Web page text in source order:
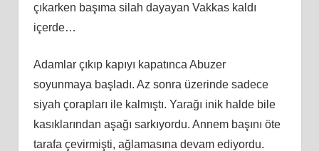
çıkarken başıma silah dayayan Vakkas kaldı
içerde…
Adamlar çıkıp kapıyı kapatınca Abuzer
soyunmaya başladı. Az sonra üzerinde sadece
siyah çorapları ile kalmıştı. Yarağı inik halde bile
kasıklarından aşağı sarkıyordu. Annem başını öte
tarafa çevirmişti, ağlamasına devam ediyordu.